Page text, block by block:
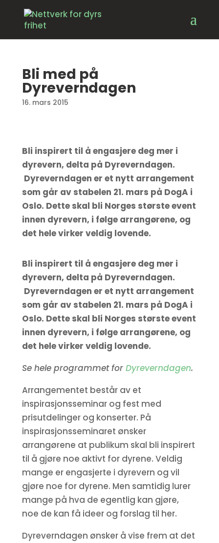
Bli med på
Dyreverndagen
16. mars 2015
Bli inspirert til å engasjere deg mer i
dyrevern, delta på Dyreverndagen.
Dyreverndagen er et nytt arrangement
som går av stabelen 21. mars på DogA i
Oslo. Dette skal bli Norges største event
innen dyrevern, i følge arrangørene, og
det hele virker veldig lovende.
Bli inspirert til å engasjere deg mer i
dyrevern, delta på Dyreverndagen.
Dyreverndagen er et nytt arrangement
som går av stabelen 21. mars på DogA i
Oslo. Dette skal bli Norges største event
innen dyrevern, i følge arrangørene, og
det hele virker veldig lovende.
Se hele programmet for Dyreverndagen.
Arrangementet består av et
inspirasjonsseminar og fest med
prisutdelinger og konserter. På
inspirasjonsseminaret ønsker
arrangørene at publikum skal bli inspirert
til å gjøre noe aktivt for dyrene. Veldig
mange er engasjerte i dyrevern og vil
gjøre noe for dyrene. Men samtidig lurer
mange på hva de egentlig kan gjøre,
noe de kan få ideer og forslag til her.
Dyreverndagen ønsker å vise frem at det